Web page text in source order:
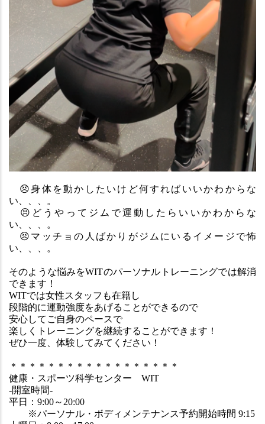
😣身体を動かしたいけど何すればいいかわからな
い、、、。
😣 どうやってジムで運動したらいいかわからな
い、、、。
😣 マッチョの人ばかりがジムにいるイメージで怖
い、、、。
そのような悩みをWITのパーソナルトレーニングでは解消
できます！
WITでは女性スタッフも在籍し
段階的に運動強度をあげることができるので
安心してご自身のペースで
楽しくトレーニングを継続することができます！
ぜひ一度、体験してみてください！
＊＊＊＊＊＊＊＊＊＊＊＊＊＊＊＊＊＊
健康・スポーツ科学センター　WIT
-開室時間-
平日：9:00～20:00
※パーソナル・ボディメンテナンス予約開始時間 9:15